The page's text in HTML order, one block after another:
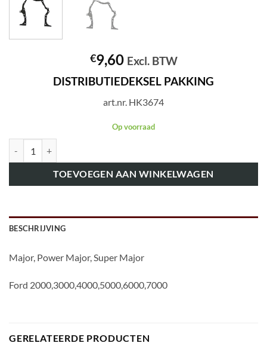
€9,60 Excl. BTW
DISTRIBUTIEDEKSEL PAKKING
art.nr. HK3674
Op voorraad
TOEVOEGEN AAN WINKELWAGEN
BESCHRIJVING
Major, Power Major, Super Major
Ford 2000,3000,4000,5000,6000,7000
GERELATEERDE PRODUCTEN